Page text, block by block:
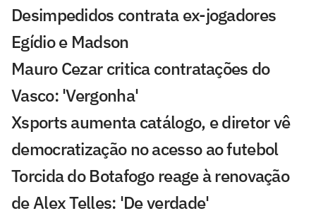
Desimpedidos contrata ex-jogadores
Egídio e Madson
Mauro Cezar critica contratações do
Vasco: 'Vergonha'
Xsports aumenta catálogo, e diretor vê
democratização no acesso ao futebol
Torcida do Botafogo reage à renovação
de Alex Telles: 'De verdade'